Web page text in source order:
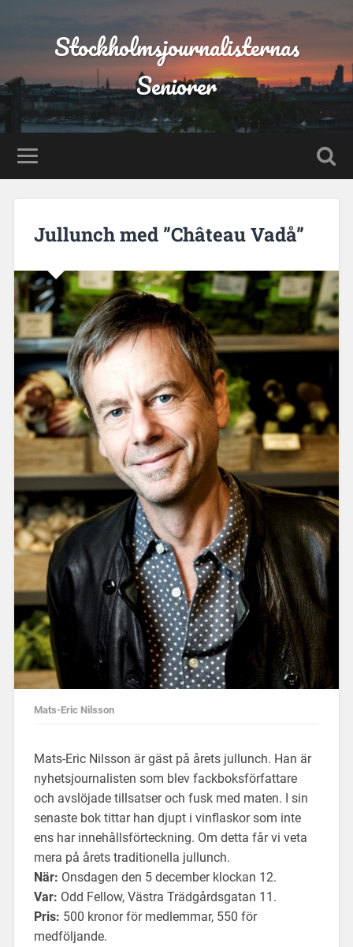
Stockholmsjournalisternas
Seniorer
Jullunch med ”Château Vadå”
Mats-Eric Nilsson
Mats-Eric Nilsson är gäst på årets jullunch. Han är
nyhetsjournalisten som blev fackboksförfattare
och avslöjade tillsatser och fusk med maten. I sin
senaste bok tittar han djupt i vinflaskor som inte
ens har innehållsförteckning. Om detta får vi veta
mera på årets traditionella jullunch.
När: Onsdagen den 5 december klockan 12.
Var: Odd Fellow, Västra Trädgårdsgatan 11.
Pris: 500 kronor för medlemmar, 550 för
medföljande.